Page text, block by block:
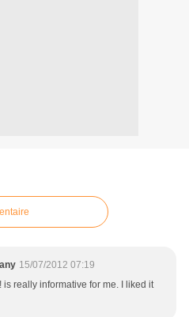
15/07/2012 07:19
really informative for me. I liked it